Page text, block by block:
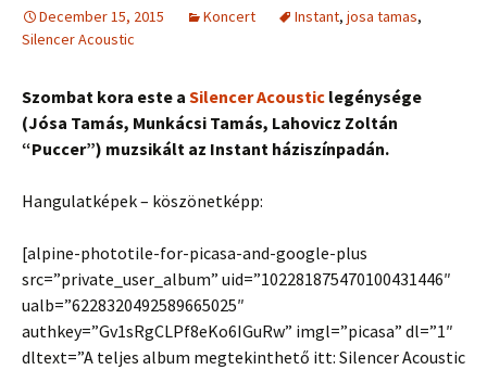
December 15, 2015 Koncert Instant, josa tamas,
Silencer Acoustic
Szombat kora este a Silencer Acoustic legénysége
(Jósa Tamás, Munkácsi Tamás, Lahovicz Zoltán
“Puccer”) muzsikált az Instant háziszínpadán.
Hangulatképek – köszönetképp:
[alpine-phototile-for-picasa-and-google-plus
src=”private_user_album” uid=”102281875470100431446″
ualb=”6228320492589665025″
authkey=”Gv1sRgCLPf8eKo6IGuRw” imgl=”picasa” dl=”1″
dltext=”A teljes album megtekinthető itt: Silencer Acoustic